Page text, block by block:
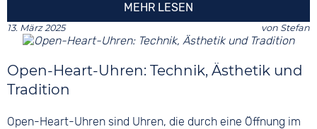
MEHR LESEN
13. März 2025 von Stefan
Open-Heart-Uhren: Technik, Ästhetik und
Tradition
Open-Heart-Uhren sind Uhren, die durch eine Öffnung im